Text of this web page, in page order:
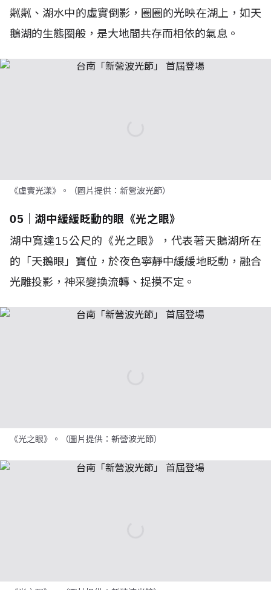
粼粼、湖水中的虛實倒影，圈圈的光映在湖上，如天
鵝湖的生態圈般，是大地間共存而相依的氣息。
《虛實光漾》。（圖片提供：新營波光節）
05｜湖中緩緩眨動的眼《光之眼》
湖中寬達15公尺的《光之眼》，代表著天鵝湖所在
的「天鵝眼」寶位，於夜色寧靜中緩緩地眨動，融合
光雕投影，神采變換流轉、捉摸不定。
《光之眼》。（圖片提供：新營波光節）